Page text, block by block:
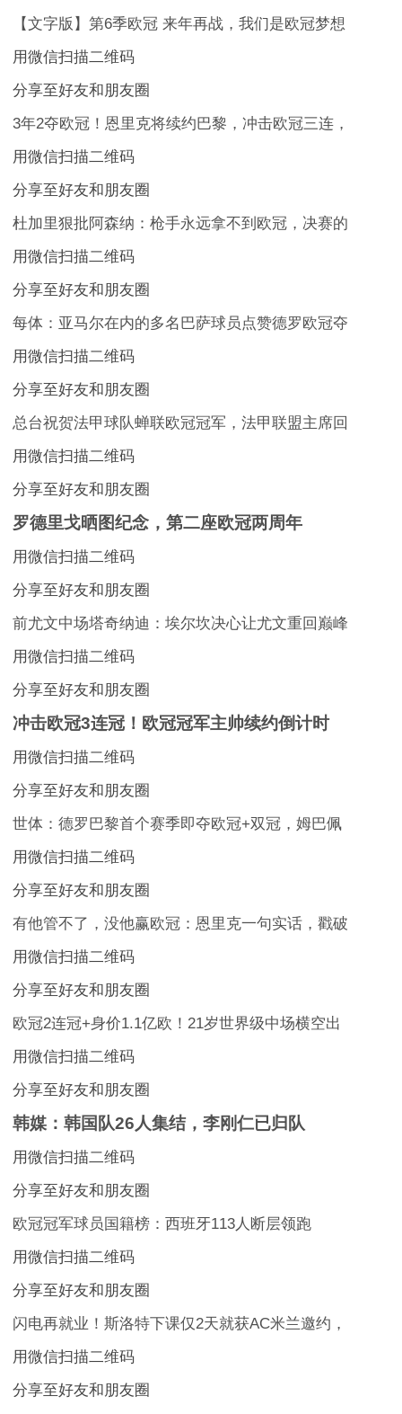
【文字版】第6季欧冠 来年再战，我们是欧冠梦想
用微信扫描二维码
分享至好友和朋友圈
3年2夺欧冠！恩里克将续约巴黎，冲击欧冠三连，
用微信扫描二维码
分享至好友和朋友圈
杜加里狠批阿森纳：枪手永远拿不到欧冠，决赛的
用微信扫描二维码
分享至好友和朋友圈
每体：亚马尔在内的多名巴萨球员点赞德罗欧冠夺
用微信扫描二维码
分享至好友和朋友圈
总台祝贺法甲球队蝉联欧冠冠军，法甲联盟主席回
用微信扫描二维码
分享至好友和朋友圈
罗德里戈晒图纪念，第二座欧冠两周年
用微信扫描二维码
分享至好友和朋友圈
前尤文中场塔奇纳迪：埃尔坎决心让尤文重回巅峰
用微信扫描二维码
分享至好友和朋友圈
冲击欧冠3连冠！欧冠冠军主帅续约倒计时
用微信扫描二维码
分享至好友和朋友圈
世体：德罗巴黎首个赛季即夺欧冠+双冠，姆巴佩
用微信扫描二维码
分享至好友和朋友圈
有他管不了，没他赢欧冠：恩里克一句实话，戳破
用微信扫描二维码
分享至好友和朋友圈
欧冠2连冠+身价1.1亿欧！21岁世界级中场横空出
用微信扫描二维码
分享至好友和朋友圈
韩媒：韩国队26人集结，李刚仁已归队
用微信扫描二维码
分享至好友和朋友圈
欧冠冠军球员国籍榜：西班牙113人断层领跑
用微信扫描二维码
分享至好友和朋友圈
闪电再就业！斯洛特下课仅2天就获AC米兰邀约，
用微信扫描二维码
分享至好友和朋友圈